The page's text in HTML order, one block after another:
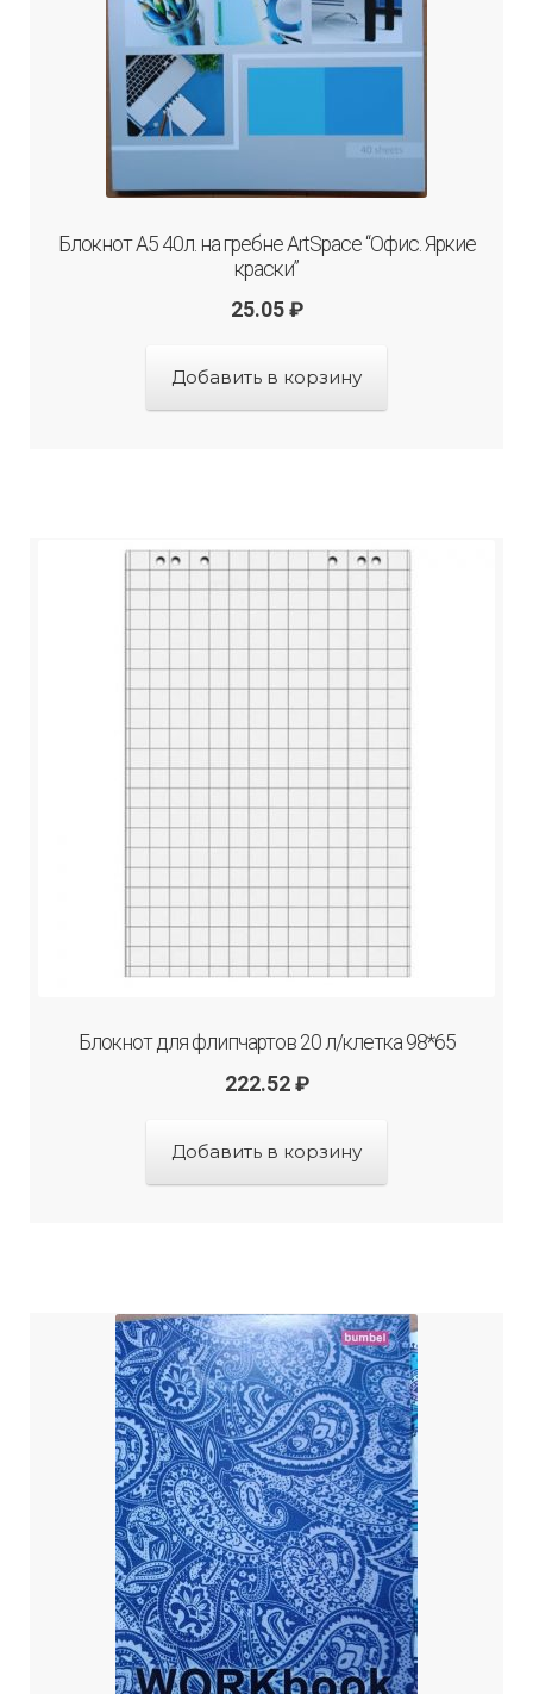
Блокнот А5 40л. на гребне ArtSpace “Офис. Яркие
краски”
25.05 ₽
Добавить в корзину
Блокнот для флипчартов 20 л/клетка 98*65
222.52 ₽
Добавить в корзину